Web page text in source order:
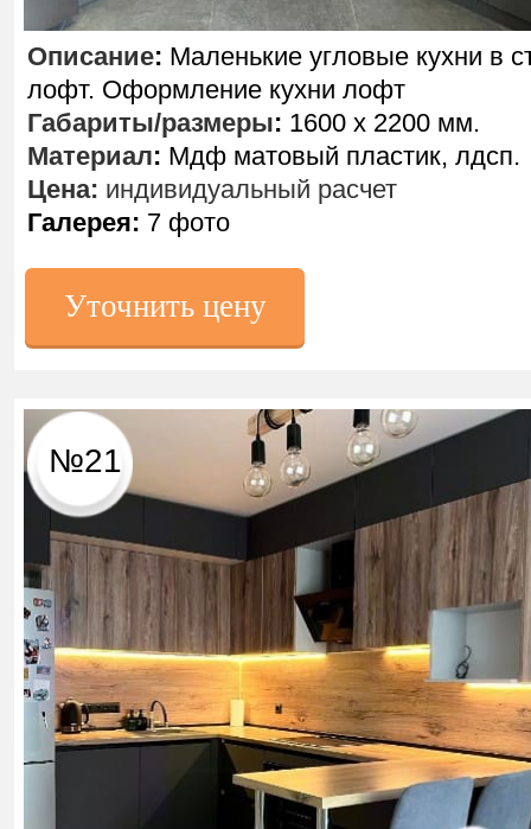
№21
Описание: Маленькие угловые кухни в
лофт. Оформление кухни лофт
Габариты/размеры: 1600 х 2200 мм.
Материал: Мдф матовый пластик, лдсп.
Цена: индивидуальный расчет
Галерея: 7 фото
Уточнить цену